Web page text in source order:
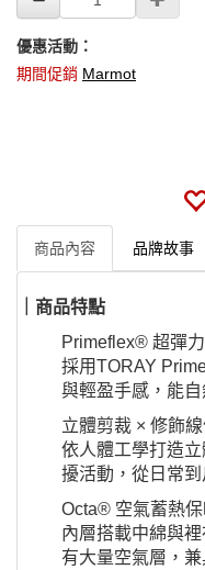
優惠活動：
期間促銷 Marmot
商品內容 品牌故事
｜商品特點
Primeflex® 超彈力
採用TORAY
與輕盈手感，能
立體剪裁 × 修飾線
依人體工學打造
擾活動，從日常
Octa® 空氣蓄熱保
內層搭載中綿與
有大量空氣層，